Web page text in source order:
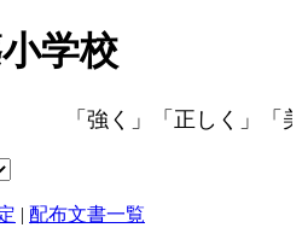
学校
「強く」「正しく」
| 配布文書一覧